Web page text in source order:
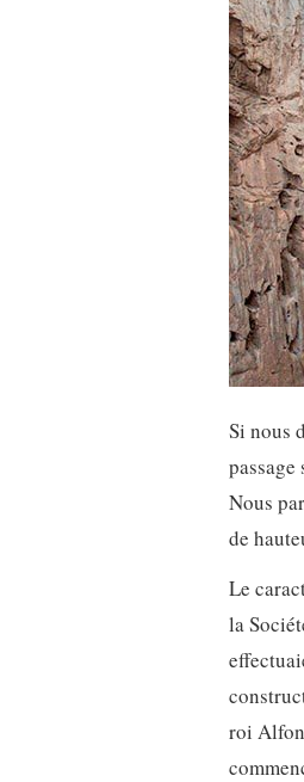
Si nous
Nous
de
Le
la
roi